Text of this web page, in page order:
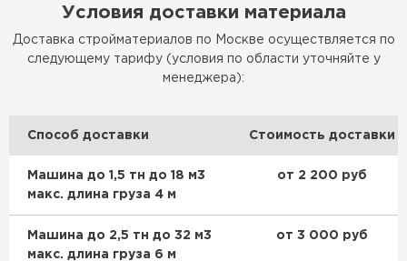
Условия доставки материала
Доставка стройматериалов по Москве осуществляется по
следующему тарифу (условия по области уточняйте у
менеджера):
Способ доставки Стоимость доставки
Машина до 1,5 тн до 18 м3
макс. длина груза 4 м
от 2 200 руб
Машина до 2,5 тн до 32 м3
макс. длина груза 6 м
от 3 000 руб